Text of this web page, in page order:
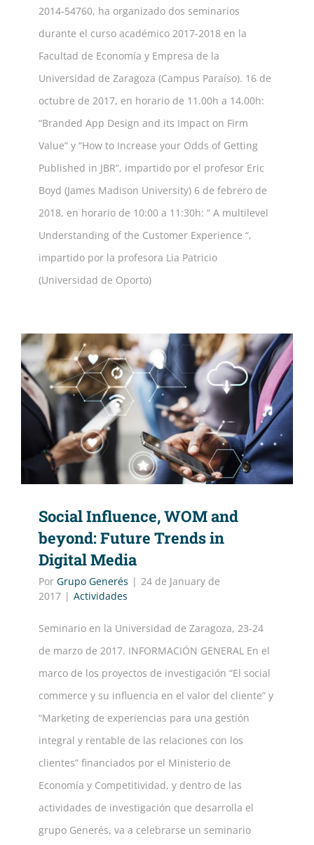
2014-54760, ha organizado dos seminarios
durante el curso académico 2017-2018 en la
Facultad de Economía y Empresa de la
Universidad de Zaragoza (Campus Paraíso). 16 de
octubre de 2017, en horario de 11.00h a 14.00h:
“Branded App Design and its Impact on Firm
Value” y “How to Increase your Odds of Getting
Published in JBR”, impartido por el profesor Eric
Boyd (James Madison University) 6 de febrero de
2018, en horario de 10:00 a 11:30h: ” A multilevel
Understanding of the Customer Experience “,
impartido por la profesora Lia Patricio
(Universidad de Oporto)
Social Influence, WOM and
beyond: Future Trends in
Digital Media
Por Grupo Generés | 24 de January de
2017 | Actividades
Seminario en la Universidad de Zaragoza, 23-24
de marzo de 2017. INFORMACIÓN GENERAL En el
marco de los proyectos de investigación “El social
commerce y su influencia en el valor del cliente” y
“Marketing de experiencias para una gestión
integral y rentable de las relaciones con los
clientes” financiados por el Ministerio de
Economía y Competitividad, y dentro de las
actividades de investigación que desarrolla el
grupo Generés, va a celebrarse un seminario